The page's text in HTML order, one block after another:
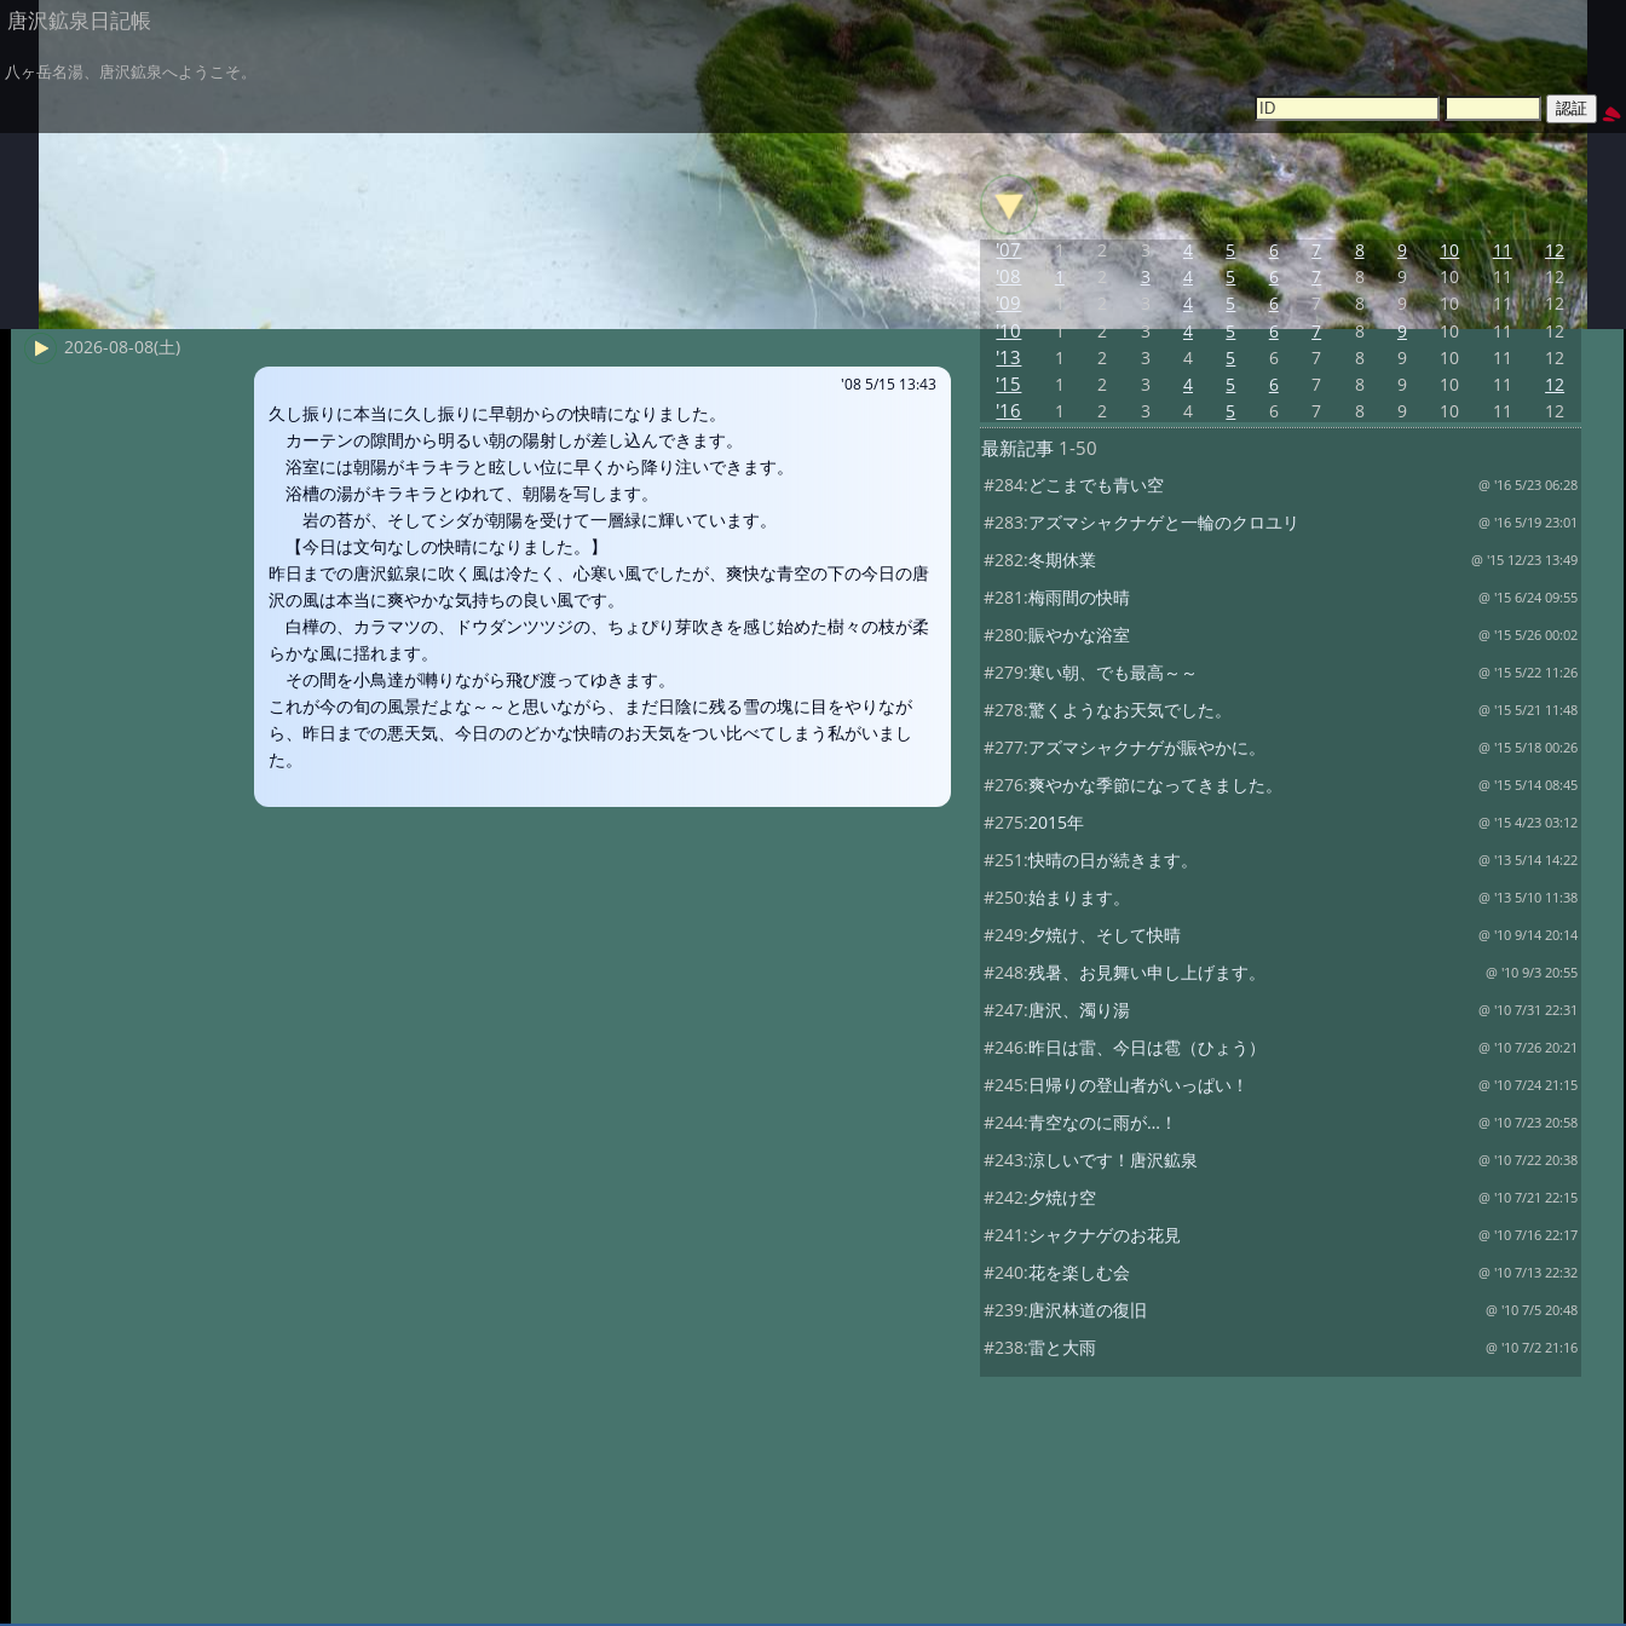
唐沢鉱泉日記帳
八ヶ岳名湯、唐沢鉱泉へようこそ。
2026-08-08(土)
'08 5/15 13:43
久し振りに本当に久し振りに早朝からの快晴になりました。
カーテンの隙間から明るい朝の陽射しが差し込んできます。
浴室には朝陽がキラキラと眩しい位に早くから降り注いできます。
浴槽の湯がキラキラとゆれて、朝陽を写します。
岩の苔が、そしてシダが朝陽を受けて一層緑に輝いています。
【今日は文句なしの快晴になりました。】
昨日までの唐沢鉱泉に吹く風は冷たく、心寒い風でしたが、爽快な青空の下の今日の唐
沢の風は本当に爽やかな気持ちの良い風です。
白樺の、カラマツの、ドウダンツツジの、ちょぴり芽吹きを感じ始めた樹々の枝が柔
らかな風に揺れます。
その間を小鳥達が囀りながら飛び渡ってゆきます。
これが今の旬の風景だよな～～と思いながら、まだ日陰に残る雪の塊に目をやりなが
ら、昨日までの悪天気、今日ののどかな快晴のお天気をつい比べてしまう私がいまし
た。
'07 1 2 3 4 5 6 7 8 9 10 11 12
'08 1 2 3 4 5 6 7 8 9 10 11 12
'09 1 2 3 4 5 6 7 8 9 10 11 12
'10 1 2 3 4 5 6 7 8 9 10 11 12
'13 1 2 3 4 5 6 7 8 9 10 11 12
'15 1 2 3 4 5 6 7 8 9 10 11 12
'16 1 2 3 4 5 6 7 8 9 10 11 12
最新記事1-50
#284:どこまでも青い空 @ '16 5/23 06:28
#283:アズマシャクナゲと一輪のクロユリ @ '16 5/19 23:01
#282:冬期休業 @ '15 12/23 13:49
#281:梅雨間の快晴 @ '15 6/24 09:55
#280:賑やかな浴室 @ '15 5/26 00:02
#279:寒い朝、でも最高～～ @ '15 5/22 11:26
#278:驚くようなお天気でした。 @ '15 5/21 11:48
#277:アズマシャクナゲが賑やかに。 @ '15 5/18 00:26
#276:爽やかな季節になってきました。 @ '15 5/14 08:45
#275:2015年 @ '15 4/23 03:12
#251:快晴の日が続きます。 @ '13 5/14 14:22
#250:始まります。 @ '13 5/10 11:38
#249:夕焼け、そして快晴 @ '10 9/14 20:14
#248:残暑、お見舞い申し上げます。 @ '10 9/3 20:55
#247:唐沢、濁り湯 @ '10 7/31 22:31
#246:昨日は雷、今日は雹（ひょう） @ '10 7/26 20:21
#245:日帰りの登山者がいっぱい！ @ '10 7/24 21:15
#244:青空なのに雨が…！ @ '10 7/23 20:58
#243:涼しいです！唐沢鉱泉 @ '10 7/22 20:38
#242:夕焼け空 @ '10 7/21 22:15
#241:シャクナゲのお花見 @ '10 7/16 22:17
#240:花を楽しむ会 @ '10 7/13 22:32
#239:唐沢林道の復旧 @ '10 7/5 20:48
#238:雷と大雨 @ '10 7/2 21:16
#237:今日はスターチス。